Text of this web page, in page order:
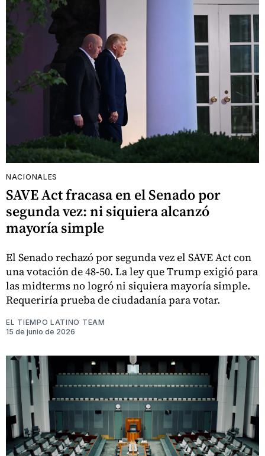
NACIONALES
SAVE Act fracasa en el Senado por
segunda vez: ni siquiera alcanzó
mayoría simple
El Senado rechazó por segunda vez el SAVE Act con
una votación de 48-50. La ley que Trump exigió para
las midterms no logró ni siquiera mayoría simple.
Requeriría prueba de ciudadanía para votar.
EL TIEMPO LATINO TEAM
15 de junio de 2026